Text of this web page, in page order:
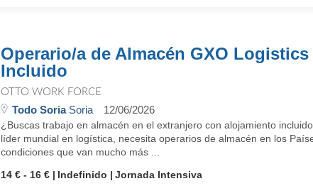
Operario/a de Almacén GXO
Incluido
OTTO WORK FORCE
Todo SoriaSoria 12/06/2026
¿Buscas trabajo en almacén en el extranjero con alojamiento
líder mundial en logística, necesita operarios de almacén en los
condiciones que van mucho más ...
14 € - 16 €
Indefinido Jornada Intensiva